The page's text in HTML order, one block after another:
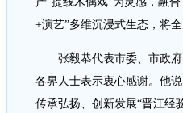
+演艺”多维沉浸式生态，将
张毅恭代表市委、市政
各界人士表示衷心感谢。他
传承弘扬、创新发展“晋江经